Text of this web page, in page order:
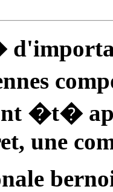
�t�
une